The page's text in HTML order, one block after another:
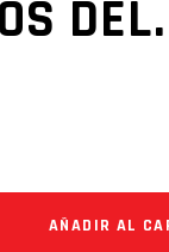
AÑADIR AL